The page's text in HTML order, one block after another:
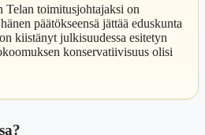
toimitusjohtajaksi on
päätökseensä jättää eduskunta
kiistänyt julkisuudessa esitetyn
konservatiivisuus olisi